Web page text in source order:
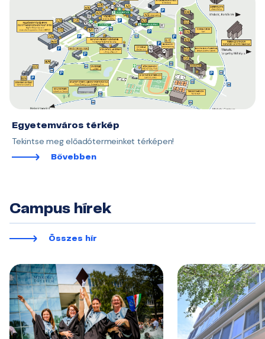
Egyetemváros térkép
Tekintse meg előadótermeinket térképen!
Bővebben
Campus hírek
Összes hír